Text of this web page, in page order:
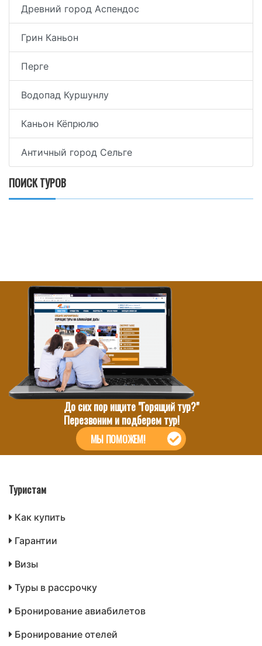
Древний город Аспендос
Грин Каньон
Перге
Водопад Куршунлу
Каньон Кёпрюлю
Античный город Сельге
ПОИСК ТУРОВ
До сих пор ищите "Горящий тур?"
Перезвоним и подберем тур!
МЫ ПОМОЖЕМ!
Туристам
Как купить
Гарантии
Визы
Туры в рассрочку
Бронирование авиабилетов
Бронирование отелей